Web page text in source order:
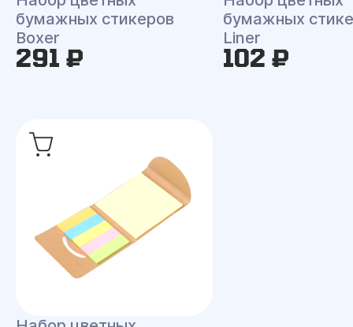
бумажных стикеров
Boxer
291 ₽
бумажных
Liner
102 ₽